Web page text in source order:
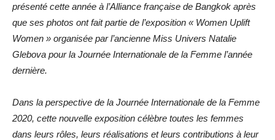
présenté cette année à l’Alliance française de Bangkok après
que ses photos ont fait partie de l’exposition « Women Uplift
Women » organisée par l’ancienne Miss Univers Natalie
Glebova pour la Journée Internationale de la Femme l’année
dernière.
Dans la perspective de la Journée Internationale de la Femme
2020, cette nouvelle exposition célèbre toutes les femmes
dans leurs rôles, leurs réalisations et leurs contributions à leur